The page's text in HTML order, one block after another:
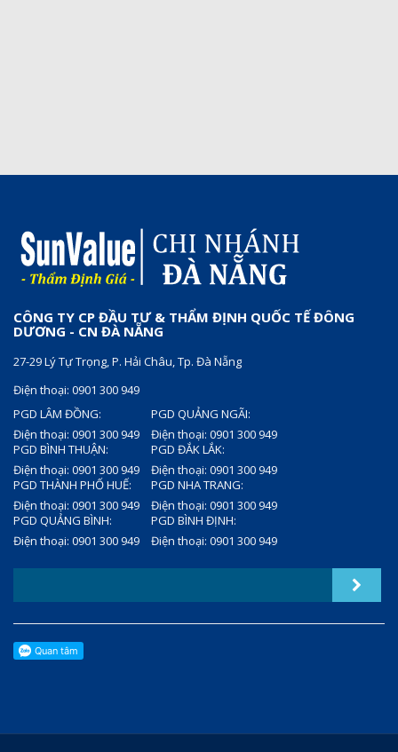
CÔNG TY CP ĐẦU TƯ & THẨM ĐỊNH QUỐC TẾ ĐÔNG
DƯƠNG - CN ĐÀ NẴNG
27-29 Lý Tự Trọng, P. Hải Châu, Tp. Đà Nẵng
Điện thoại: 0901 300 949
PGD LÂM ĐỒNG:
Điện thoại: 0901 300 949
PGD QUẢNG NGÃI:
Điện thoại: 0901 300 949
PGD BÌNH THUẬN:
Điện thoại: 0901 300 949
PGD ĐẮK LẮK:
Điện thoại: 0901 300 949
PGD THÀNH PHỐ HUẾ:
Điện thoại: 0901 300 949
PGD NHA TRANG:
Điện thoại: 0901 300 949
PGD QUẢNG BÌNH:
Điện thoại: 0901 300 949
PGD BÌNH ĐỊNH:
Điện thoại: 0901 300 949